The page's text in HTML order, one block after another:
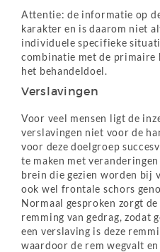
Attentie: de informatie op
karakter en is daarom niet
individuele specifieke
combinatie met de
het behandeldoel.
Verslavingen
Voor veel mensen ligt de
verslavingen niet voor de
voor deze doelgroep
te maken met
brein die gezien worden bij
ook wel frontale schors
Normaal gesproken zorgt
remming van gedrag, zodat
een verslaving is deze
waardoor de rem wegvalt